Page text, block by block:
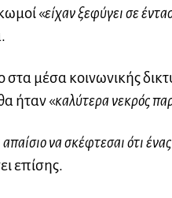
«είχαν ξεφύγει σε
στα μέσα κοινωνικής
ήταν «καλύτερα νεκρός
απαίσιο να σκέφτεσαι ότι
επίσης.